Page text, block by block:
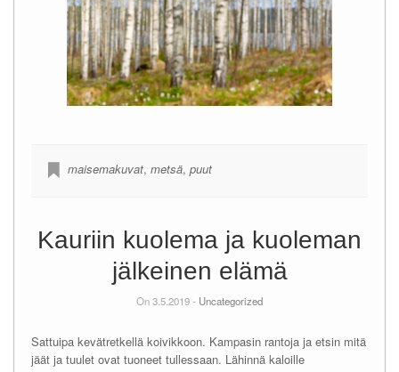
maisemakuvat, metsä, puut
Kauriin kuolema ja kuoleman
jälkeinen elämä
On 3.5.2019 - Uncategorized
Sattuipa kevätretkellä koivikkoon. Kampasin rantoja ja etsin mitä
jäät ja tuulet ovat tuoneet tullessaan. Lähinnä kaloille